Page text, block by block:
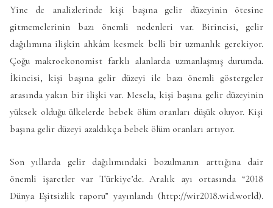
Yine de analizlerinde kişi başına gelir düzeyinin ötesine
gitmemelerinin bazı önemli nedenleri var. Birincisi, gelir
dağılımına ilişkin ahkâm kesmek belli bir uzmanlık gerekiyor.
Çoğu makroekonomist farklı alanlarda uzmanlaşmış durumda.
İkincisi, kişi başına gelir düzeyi ile bazı önemli göstergeler
arasında yakın bir ilişki var. Mesela, kişi başına gelir düzeyinin
yüksek olduğu ülkelerde bebek ölüm oranları düşük oluyor. Kişi
başına gelir düzeyi azaldıkça bebek ölüm oranları artıyor.
Son yıllarda gelir dağılımındaki bozulmanın arttığına dair
önemli işaretler var Türkiye’de. Aralık ayı ortasında “2018
Dünya Eşitsizlik raporu” yayınlandı (http://wir2018.wid.world).